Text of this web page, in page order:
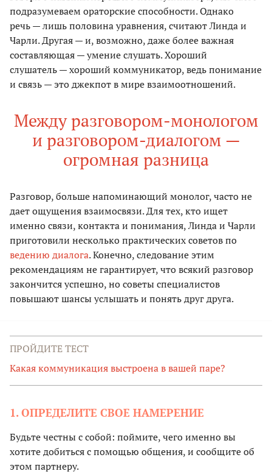
подразумеваем ораторские способности. Однако
речь — лишь половина уравнения, считают Линда и
Чарли. Другая — и, возможно, даже более важная
составляющая — умение слушать. Хороший
слушатель — хороший коммуникатор, ведь понимание
и связь — это джекпот в мире взаимоотношений.
Между разговором-монологом
и разговором-диалогом —
огромная разница
Разговор, больше напоминающий монолог, часто не
дает ощущения взаимосвязи. Для тех, кто ищет
именно связи, контакта и понимания, Линда и Чарли
приготовили несколько практических советов по
ведению диалога. Конечно, следование этим
рекомендациям не гарантирует, что всякий разговор
закончится успешно, но советы специалистов
повышают шансы услышать и понять друг друга.
ПРОЙДИТЕ ТЕСТ
Какая коммуникация выстроена в вашей паре?
1. ОПРЕДЕЛИТЕ СВОЕ НАМЕРЕНИЕ
Будьте честны с собой: поймите, чего именно вы
хотите добиться с помощью общения, и сообщите об
этом партнеру.